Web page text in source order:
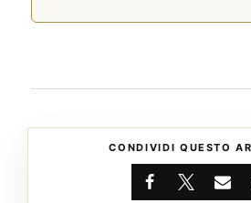
CONDIVIDI QUESTO
Facebook
X